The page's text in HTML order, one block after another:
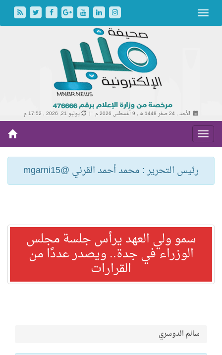
الأحد , 24 صفر 1448 هـ , 9 أغسطس 2026 م | يوليو 21, 2026 , 17:52 م
رئيس التحرير : محمد أحمد القرني @mgarni15
سمو ولي العهد يرأس جلسة مجلس
الوزراء في جدة.. ويصدر عددًا من
القرارات
سالم الدوسري